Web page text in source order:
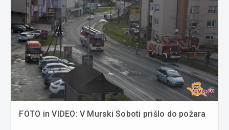
FOTO in VIDEO: V Murski Soboti prišlo do požara